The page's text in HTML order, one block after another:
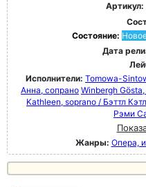
Артикул:
Состояние:
Дата
Исполнители: Tomowa-
Анна, сопрано Winbergh
Kathleen, soprano / Бэттл
Рэми
Жанры: Опера,